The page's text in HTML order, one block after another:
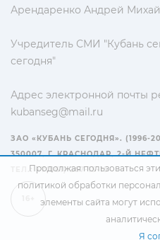
Арендаренко Андрей
Учредитель СМИ "Кубань
сегодня"
Адрес электронной почты
kubanseg@mail.ru
ЗАО «КУБАНЬ СЕГОДНЯ». (1996-
350007, Г. КРАСНОДАР, 2-Й
ТЕЛ.: +7(861) 267-15-15
Продолжая пользоваться
политикой обработки
элементы сайта могут
Я